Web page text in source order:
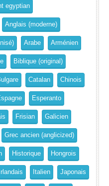
egyptian
Anglais (moderne)
Arabe Arménien
Biblique (original)
Catalan Chinois
Esperanto
Frisian Galicien
Grec ancien (anglicized)
Historique Hongrois
Irlandais Italien Japonais